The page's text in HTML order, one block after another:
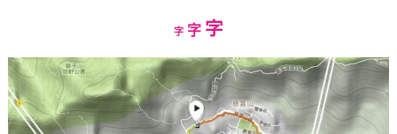
字Decrease
字Reset
size.
字Increase
size.